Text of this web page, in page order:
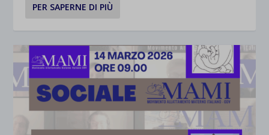
PER SAPERNE DI PIÙ